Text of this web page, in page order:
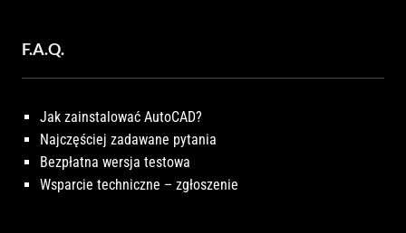
F.A.Q.
Jak zainstalować AutoCAD?
Najczęściej zadawane pytania
Bezpłatna wersja testowa
Wsparcie techniczne – zgłoszenie